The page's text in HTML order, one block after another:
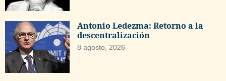
Antonio Ledezma: Retorno a la
descentralización
8 agosto, 2026